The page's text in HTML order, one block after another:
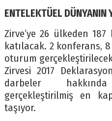
ENTELEKTÜEL DÜNYANIN
Zirve’ye 26 ülkeden
katılacak. 2 konferans,
oturum
Zirvesi 2017
darbeler
gerçekleştirilmiş en
taşıyor.